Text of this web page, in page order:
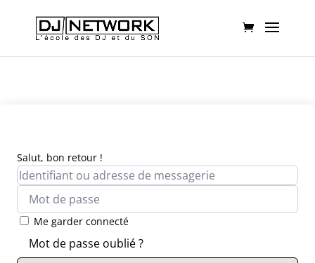
Salut, bon retour !
Me garder connecté
Mot de passe oublié ?